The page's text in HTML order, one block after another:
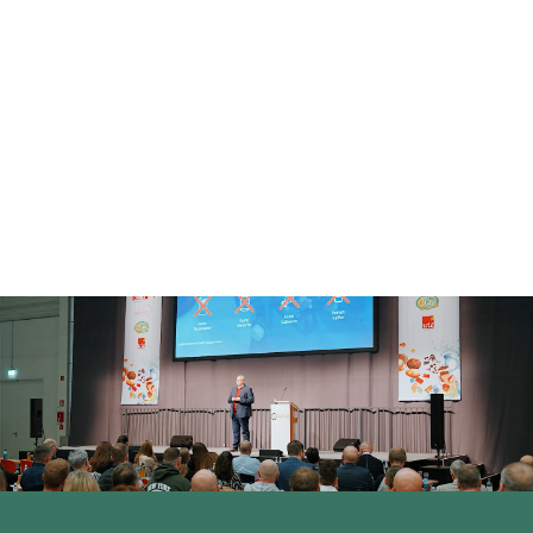
MCS MARKETING UND CONVENIENCE-
SHOP SERVICE GMBH, OFFENBURG
Eventclip: Der MCS
Convenience Campus macht
fit
Eventfilm,Realfilm